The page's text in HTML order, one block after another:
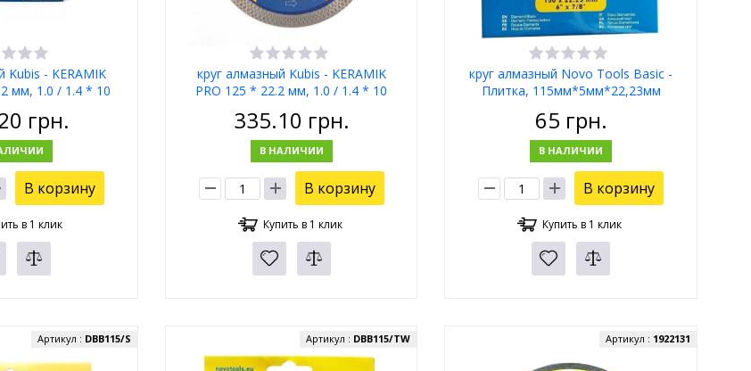
Kubis - KERAMIK
мм, 1.0 / 1.4 * 10
грн.
В корзину
в 1 клик
круг алмазный Kubis - KERAMIK
PRO 125 * 22.2 мм, 1.0 / 1.4 * 10
335.10 грн.
В НАЛИЧИИ
В корзину
Купить в 1 клик
круг алмазный Novo Tools Basic -
Плитка, 115мм*5мм*22,23мм
65 грн.
В НАЛИЧИИ
В корзину
Купить в 1 клик
Артикул : DBB115/S Артикул : DBB115/TW Артикул : 1922131